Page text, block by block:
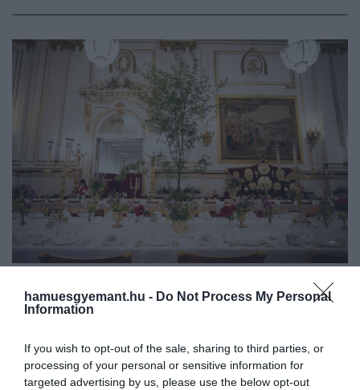
hamuesgyemant.hu - Do Not Process My Personal
Information
If you wish to opt-out of the sale, sharing to third parties, or
processing of your personal or sensitive information for
targeted advertising by us, please use the below opt-out
alkalommal
A portál információi szerint a katari előkelőségek elé
előételként egy könnyűtartlet került cornwalli